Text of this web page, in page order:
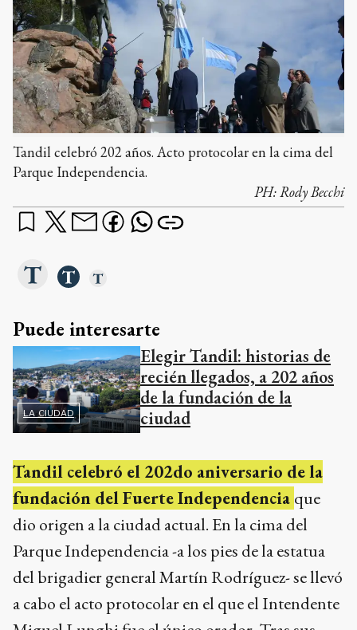
Tandil celebró 202 años. Acto protocolar en la cima del
Parque Independencia.
PH:Rody Becchi
Puede interesarte
LA CIUDAD
Elegir Tandil: historias de
recién llegados, a 202 años
de la fundación de la
ciudad
Tandil celebró el 202do aniversario de la
fundación del Fuerte Independencia que
dio origen a la ciudad actual. En la cima del
Parque Independencia -a los pies de la estatua
del brigadier general Martín Rodríguez- se llevó
a cabo el acto protocolar en el que el Intendente